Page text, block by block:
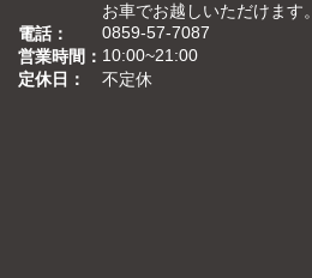
お車でお越しいただけます。
電話
0859-57-7087
営業時間
10:00~21:00
定休日
不定休